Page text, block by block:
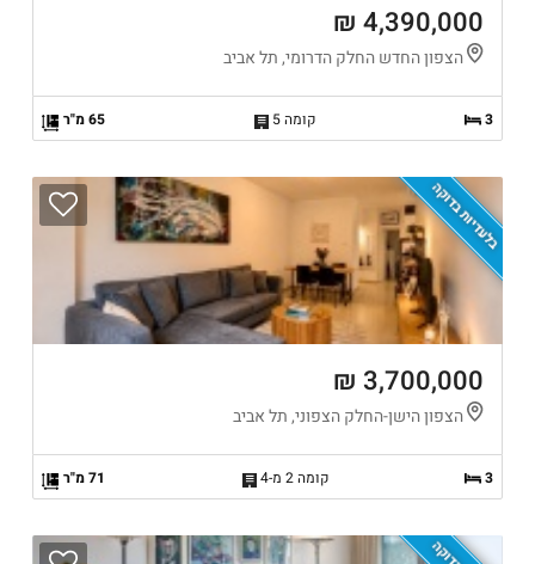
4,390,000 ₪
הצפון החדש החלק הדרומי, תל אביב
3 קומה 5 65 מ"ר
בלעדיות בדוקה
3,700,000 ₪
הצפון הישן-החלק הצפוני, תל אביב
3 קומה 2 מ-4 71 מ"ר